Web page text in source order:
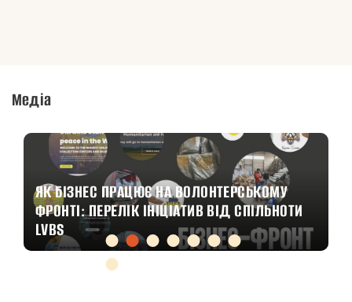
Медіа
ЯК БІЗНЕС ПРАЦЮЄ НА ВОЛОНТЕРСЬКОМУ
ФРОНТІ: ПЕРЕЛІК ІНІЦІАТИВ ВІД СПІЛЬНОТИ
LVBS